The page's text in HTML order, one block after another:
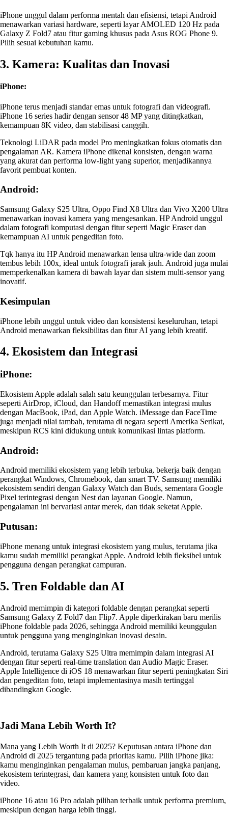
iPhone unggul dalam performa mentah dan efisiensi, tetapi Android
menawarkan variasi hardware, seperti layar AMOLED 120 Hz pada
Galaxy Z Fold7 atau fitur gaming khusus pada Asus ROG Phone 9.
Pilih sesuai kebutuhan kamu.
3. Kamera: Kualitas dan Inovasi
iPhone:
iPhone terus menjadi standar emas untuk fotografi dan videografi.
iPhone 16 series hadir dengan sensor 48 MP yang ditingkatkan,
kemampuan 8K video, dan stabilisasi canggih.
Teknologi LiDAR pada model Pro meningkatkan fokus otomatis dan
pengalaman AR. Kamera iPhone dikenal konsisten, dengan warna
yang akurat dan performa low-light yang superior, menjadikannya
favorit pembuat konten.
Android:
Samsung Galaxy S25 Ultra, Oppo Find X8 Ultra dan Vivo X200 Ultra
menawarkan inovasi kamera yang mengesankan. HP Android unggul
dalam fotografi komputasi dengan fitur seperti Magic Eraser dan
kemampuan AI untuk pengeditan foto.
Tqk hanya itu HP Android menawarkan lensa ultra-wide dan zoom
tembus lebih 100x, ideal untuk fotografi jarak jauh. Android juga mulai
memperkenalkan kamera di bawah layar dan sistem multi-sensor yang
inovatif.
Kesimpulan
iPhone lebih unggul untuk video dan konsistensi keseluruhan, tetapi
Android menawarkan fleksibilitas dan fitur AI yang lebih kreatif.
4. Ekosistem dan Integrasi
iPhone:
Ekosistem Apple adalah salah satu keunggulan terbesarnya. Fitur
seperti AirDrop, iCloud, dan Handoff memastikan integrasi mulus
dengan MacBook, iPad, dan Apple Watch. iMessage dan FaceTime
juga menjadi nilai tambah, terutama di negara seperti Amerika Serikat,
meskipun RCS kini didukung untuk komunikasi lintas platform.
Android:
Android memiliki ekosistem yang lebih terbuka, bekerja baik dengan
perangkat Windows, Chromebook, dan smart TV. Samsung memiliki
ekosistem sendiri dengan Galaxy Watch dan Buds, sementara Google
Pixel terintegrasi dengan Nest dan layanan Google. Namun,
pengalaman ini bervariasi antar merek, dan tidak seketat Apple.
Putusan:
iPhone menang untuk integrasi ekosistem yang mulus, terutama jika
kamu sudah memiliki perangkat Apple. Android lebih fleksibel untuk
pengguna dengan perangkat campuran.
5. Tren Foldable dan AI
Android memimpin di kategori foldable dengan perangkat seperti
Samsung Galaxy Z Fold7 dan Flip7. Apple diperkirakan baru merilis
iPhone foldable pada 2026, sehingga Android memiliki keunggulan
untuk pengguna yang menginginkan inovasi desain.
Android, terutama Galaxy S25 Ultra memimpin dalam integrasi AI
dengan fitur seperti real-time translation dan Audio Magic Eraser.
Apple Intelligence di iOS 18 menawarkan fitur seperti peningkatan Siri
dan pengeditan foto, tetapi implementasinya masih tertinggal
dibandingkan Google.
Jadi Mana Lebih Worth It?
Mana yang Lebih Worth It di 2025? Keputusan antara iPhone dan
Android di 2025 tergantung pada prioritas kamu. Pilih iPhone jika:
kamu menginginkan pengalaman mulus, pembaruan jangka panjang,
ekosistem terintegrasi, dan kamera yang konsisten untuk foto dan
video.
iPhone 16 atau 16 Pro adalah pilihan terbaik untuk performa premium,
meskipun dengan harga lebih tinggi.